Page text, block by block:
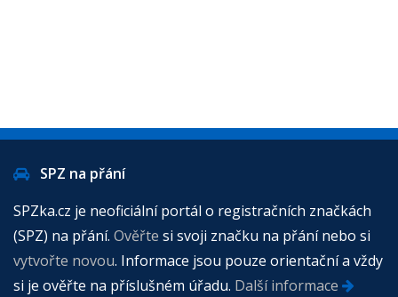
SPZ na přání
SPZka.cz je neoficiální portál o registračních značkách
(SPZ) na přání. Ověřte si svoji značku na přání nebo si
vytvořte novou. Informace jsou pouze orientační a vždy
si je ověřte na příslušném úřadu. Další informace